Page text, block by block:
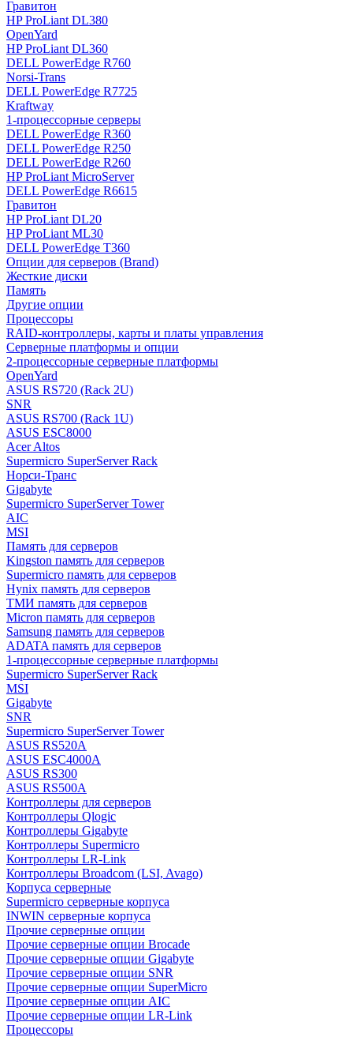
Гравитон
HP ProLiant DL380
OpenYard
HP ProLiant DL360
DELL PowerEdge R760
Norsi-Trans
DELL PowerEdge R7725
Kraftway
1-процессорные серверы
DELL PowerEdge R360
DELL PowerEdge R250
DELL PowerEdge R260
HP ProLiant MicroServer
DELL PowerEdge R6615
Гравитон
HP ProLiant DL20
HP ProLiant ML30
DELL PowerEdge T360
Опции для серверов (Brand)
Жесткие диски
Память
Другие опции
Процессоры
RAID-контроллеры, карты и платы управления
Серверные платформы и опции
2-процессорные серверные платформы
OpenYard
ASUS RS720 (Rack 2U)
SNR
ASUS RS700 (Rack 1U)
ASUS ESC8000
Acer Altos
Supermicro SuperServer Rack
Норси-Транс
Gigabyte
Supermicro SuperServer Tower
AIC
MSI
Память для серверов
Kingston память для серверов
Supermicro память для серверов
Hynix память для серверов
ТМИ память для серверов
Micron память для серверов
Samsung память для серверов
ADATA память для серверов
1-процессорные серверные платформы
Supermicro SuperServer Rack
MSI
Gigabyte
SNR
Supermicro SuperServer Tower
ASUS RS520A
ASUS ESC4000A
ASUS RS300
ASUS RS500A
Контроллеры для серверов
Контроллеры Qlogic
Контроллеры Gigabyte
Контроллеры Supermicro
Контроллеры LR-Link
Контроллеры Broadcom (LSI, Avago)
Корпуса серверные
Supermicro серверные корпуса
INWIN серверные корпуса
Прочие серверные опции
Прочие серверные опции Brocade
Прочие серверные опции Gigabyte
Прочие серверные опции SNR
Прочие серверные опции SuperMicro
Прочие серверные опции AIC
Прочие серверные опции LR-Link
Процессоры